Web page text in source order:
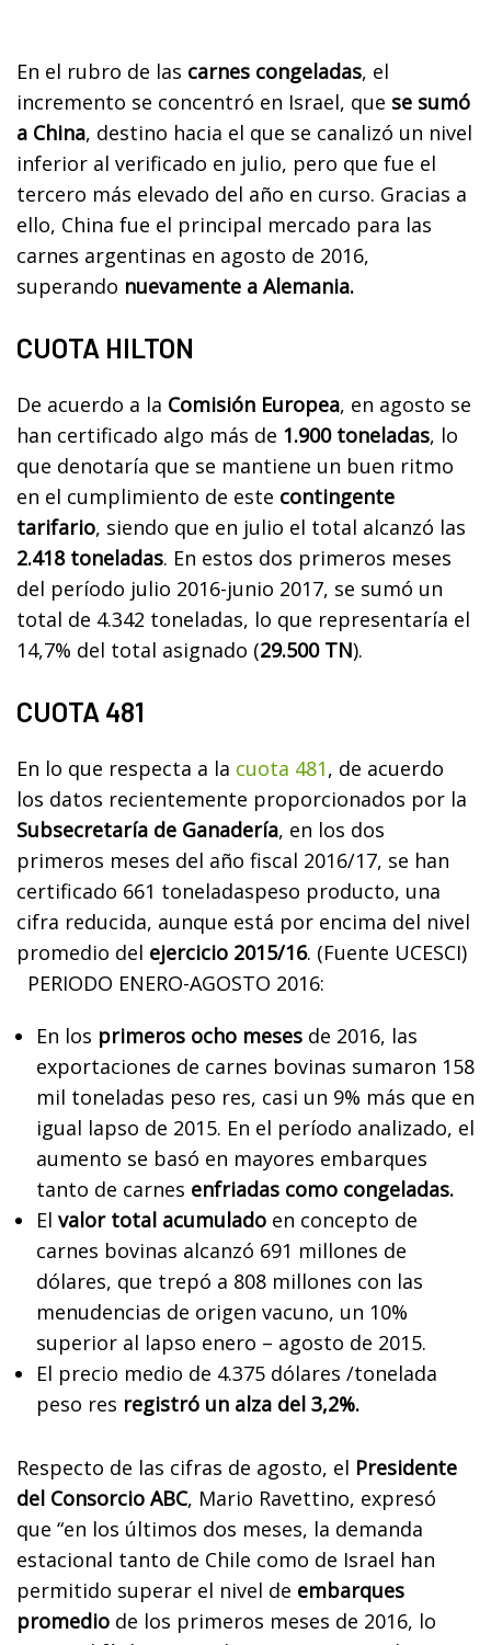
En el rubro de las carnes congeladas, el
incremento se concentró en Israel, que se sumó
a China, destino hacia el que se canalizó un nivel
inferior al verificado en julio, pero que fue el
tercero más elevado del año en curso. Gracias a
ello, China fue el principal mercado para las
carnes argentinas en agosto de 2016,
superando nuevamente a Alemania.
CUOTA HILTON
De acuerdo a la Comisión Europea, en agosto se
han certificado algo más de 1.900 toneladas, lo
que denotaría que se mantiene un buen ritmo
en el cumplimiento de este contingente
tarifario, siendo que en julio el total alcanzó las
2.418 toneladas. En estos dos primeros meses
del período julio 2016-junio 2017, se sumó un
total de 4.342 toneladas, lo que representaría el
14,7% del total asignado (29.500 TN).
CUOTA 481
En lo que respecta a la cuota 481, de acuerdo
los datos recientemente proporcionados por la
Subsecretaría de Ganadería, en los dos
primeros meses del año fiscal 2016/17, se han
certificado 661 toneladaspeso producto, una
cifra reducida, aunque está por encima del nivel
promedio del ejercicio 2015/16. (Fuente UCESCI)
PERIODO ENERO-AGOSTO 2016:
En los primeros ocho meses de 2016, las
exportaciones de carnes bovinas sumaron 158
mil toneladas peso res, casi un 9% más que en
igual lapso de 2015. En el período analizado, el
aumento se basó en mayores embarques
tanto de carnes enfriadas como congeladas.
El valor total acumulado en concepto de
carnes bovinas alcanzó 691 millones de
dólares, que trepó a 808 millones con las
menudencias de origen vacuno, un 10%
superior al lapso enero – agosto de 2015.
El precio medio de 4.375 dólares /tonelada
peso res registró un alza del 3,2%.
Respecto de las cifras de agosto, el Presidente
del Consorcio ABC, Mario Ravettino, expresó
que “en los últimos dos meses, la demanda
estacional tanto de Chile como de Israel han
permitido superar el nivel de embarques
promedio de los primeros meses de 2016, lo